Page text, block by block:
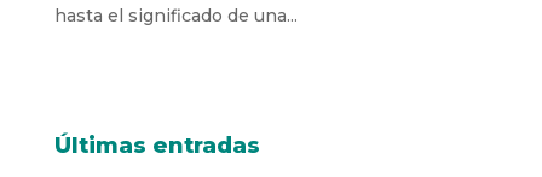
hasta el significado de una...
Últimas entradas